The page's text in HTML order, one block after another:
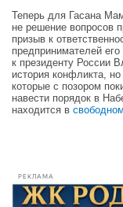
Теперь для Гасана
не решение вопросов
призыв к
предпринимателей
к президенту России
история конфликта,
которые с позором
навести порядок в
находится в
РЕКЛАМА